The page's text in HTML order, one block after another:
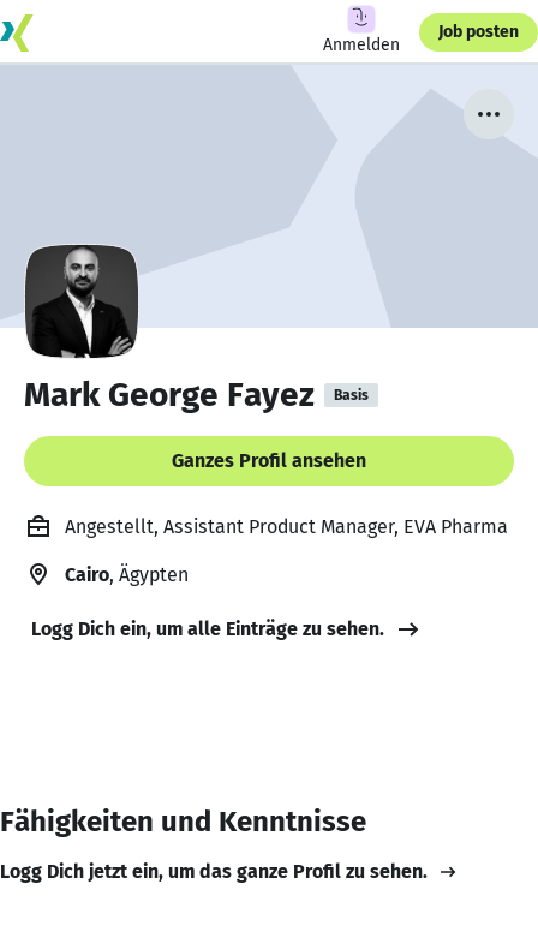
Anmelden
Job posten
Mark George Fayez Basis
Ganzes Profil ansehen
Angestellt, Assistant Product Manager, EVA Pharma
Cairo, Ägypten
Logg Dich ein, um alle Einträge zu sehen.
Fähigkeiten und Kenntnisse
Logg Dich jetzt ein, um das ganze Profil zu sehen.